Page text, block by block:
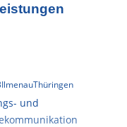
IlmenauThüringen
und